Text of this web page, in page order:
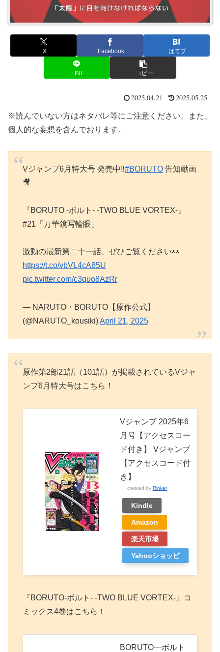
X Facebook はてブ
LINE コピー
2025.04.21 2025.05.25
※読んでいない方はネタバレ等にご注意ください。また、
個人的な妄想を含んでおります。
Vジャンプ6月特大号 発売中‼️#BORUTO告知動画
🎥
『BORUTO -ボルト- -TWO BLUE VORTEX-』
#21「万華鏡写輪眼」
激動の最新第二十一話、ぜひご覧ください👀
https://t.co/vbVL4cA85U
pic.twitter.com/c3quo8AzRr
— NARUTO・BORUTO【原作公式】
(@NARUTO_kousiki)April 21, 2025
原作第2部21話（101話）が掲載されているVジャ
ンプ6月特大号はこちら！
Vジャンプ 2025年6
月号【アクセスコー
ド付き】 Vジャンプ
【アクセスコード付
き】
created by Rinker
Kindle
Amazon
楽天市場
Yahooショッピ
『BORUTO-ボルト- -TWO BLUE VORTEX-』コ
ミックス4巻はこちら！
BORUTO―ボルト